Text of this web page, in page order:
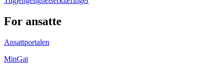
For ansatte
Ansattportalen
MinGat